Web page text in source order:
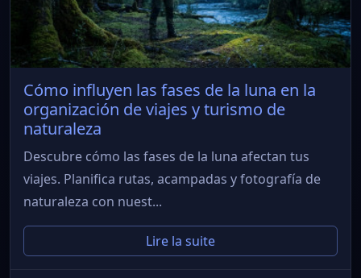
Cómo influyen las fases de la luna en la
organización de viajes y turismo de
naturaleza
Descubre cómo las fases de la luna afectan tus
viajes. Planifica rutas, acampadas y fotografía de
naturaleza con nuest...
Lire la suite